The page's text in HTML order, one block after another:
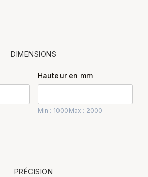
DIMENSIONS
Hauteur en mm
Min : 1000 Max : 2000
PRÉCISION